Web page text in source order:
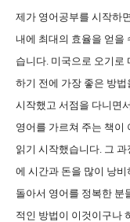
제가 영어공부를 시작하
내에 최대의 효율을 얻을
습니다. 미국으로 오기로
하기 전에 가장 좋은 방
시작했고 서점을 다니면
영어를 가르쳐 주는 책이
읽기 시작했습니다. 그
에 시간과 돈을 많이 낭
돌아서 영어를 정복한 분
적인 방법이 이것이구나